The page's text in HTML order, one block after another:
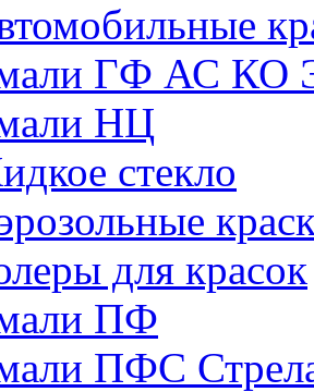
ГФ АС КО
НЦ
стекло
для красок
ПФ
ПФС